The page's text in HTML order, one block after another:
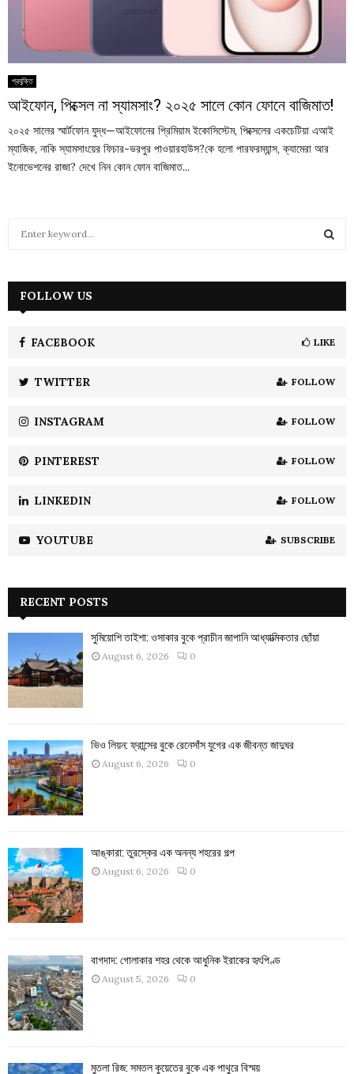
প্রযুক্তি
আইফোন, পিক্সেল না স্যামসাং? ২০২৫ সালে কোন ফোনে বাজিমাত!
২০২৫ সালের স্মার্টফোন যুদ্ধ—আইফোনের প্রিমিয়াম ইকোসিস্টেম, পিক্সেলের একচেটিয়া এআই
ম্যাজিক, নাকি স্যামসাংয়ের ফিচার-ভরপুর পাওয়ারহাউস?কে হলো পারফরম্যান্স, ক্যামেরা আর
ইনোভেশনের রাজা? দেখে নিন কোন ফোন বাজিমাত...
h
H
FOLLOW US
FACEBOOK LIKE
TWITTER FOLLOW
INSTAGRAM FOLLOW
PINTEREST FOLLOW
LINKEDIN FOLLOW
YOUTUBE SUBSCRIBE
RECENT POSTS
সুমিয়োশি তাইশা: ওসাকার বুকে প্রাচীন জাপানি আধ্যাত্মিকতার ছোঁয়া
August 6, 2026 0
ভিও লিয়ন: ফ্রান্সের বুকে রেনেসাঁস যুগের এক জীবন্ত জাদুঘর
August 6, 2026 0
আঙ্কারা: তুরস্কের এক অনন্য শহরের গল্প
August 6, 2026 0
বাগদাদ: গোলাকার শহর থেকে আধুনিক ইরাকের হৃৎপিণ্ড
August 5, 2026 0
মুতলা রিজ: সমতল কুয়েতের বুকে এক পাথুরে বিস্ময়